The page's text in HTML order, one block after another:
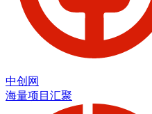
中创网
海量项目汇聚